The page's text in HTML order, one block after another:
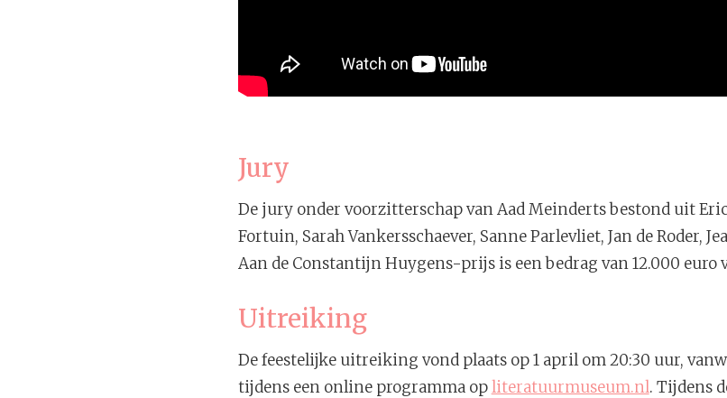
Jury
De jury onder voorzitterschap van Aad Meinderts bestond uit
Fortuin, Sarah Vankersschaever, Sanne Parlevliet, Jan de Roder,
Aan de Constantijn Huygens-prijs is een bedrag van 12.000 euro
Uitreiking
De feestelijke uitreiking vond plaats op 1 april om 20:30 uur,
tijdens een online programma opliteratuurmuseum.nl. Tijdens